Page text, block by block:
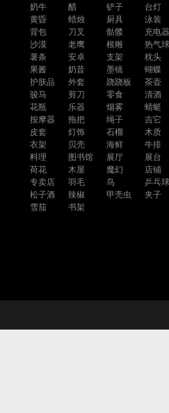
奶牛
醋 铲子
台灯
黄昏
蜡烛 厨具
泳装
背包
刀叉 骷髅
充电器
沙漠
老鹰 根雕
热气球
薯条
安卓 支架
枕头
果酱
奶昔 墨镜
蝴蝶
护肤品
外套 跷跷板
茶壶
骏马
剪刀 零食
清酒
花瓶
乐器 烟雾
蜻蜓
按摩器
拖把 绳子
吉它
皮套
灯饰 石榴
木质
衣架
贝壳 海鲜
牛排
料理
图书馆 展厅
展台
荷花
木屋 魔幻
店铺
专卖店
羽毛 鸟
乒乓球
松子酒
辣椒 甲壳虫
夹子
雪茄
书架